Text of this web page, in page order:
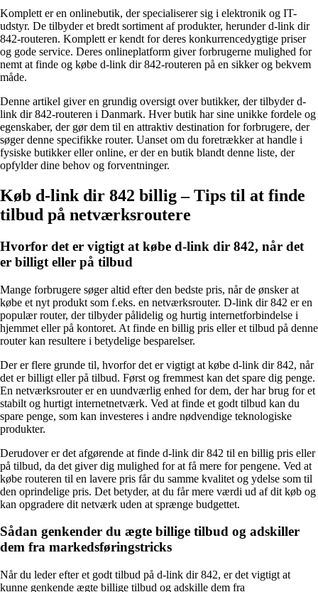
Komplett er en onlinebutik, der specialiserer sig i elektronik og IT-
udstyr. De tilbyder et bredt sortiment af produkter, herunder d-link dir
842-routeren. Komplett er kendt for deres konkurrencedygtige priser
og gode service. Deres onlineplatform giver forbrugerne mulighed for
nemt at finde og købe d-link dir 842-routeren på en sikker og bekvem
måde.
Denne artikel giver en grundig oversigt over butikker, der tilbyder d-
link dir 842-routeren i Danmark. Hver butik har sine unikke fordele og
egenskaber, der gør dem til en attraktiv destination for forbrugere, der
søger denne specifikke router. Uanset om du foretrækker at handle i
fysiske butikker eller online, er der en butik blandt denne liste, der
opfylder dine behov og forventninger.
Køb d-link dir 842 billig – Tips til at finde
tilbud på netværksroutere
Hvorfor det er vigtigt at købe d-link dir 842, når det
er billigt eller på tilbud
Mange forbrugere søger altid efter den bedste pris, når de ønsker at
købe et nyt produkt som f.eks. en netværksrouter. D-link dir 842 er en
populær router, der tilbyder pålidelig og hurtig internetforbindelse i
hjemmet eller på kontoret. At finde en billig pris eller et tilbud på denne
router kan resultere i betydelige besparelser.
Der er flere grunde til, hvorfor det er vigtigt at købe d-link dir 842, når
det er billigt eller på tilbud. Først og fremmest kan det spare dig penge.
En netværksrouter er en uundværlig enhed for dem, der har brug for et
stabilt og hurtigt internetnetværk. Ved at finde et godt tilbud kan du
spare penge, som kan investeres i andre nødvendige teknologiske
produkter.
Derudover er det afgørende at finde d-link dir 842 til en billig pris eller
på tilbud, da det giver dig mulighed for at få mere for pengene. Ved at
købe routeren til en lavere pris får du samme kvalitet og ydelse som til
den oprindelige pris. Det betyder, at du får mere værdi ud af dit køb og
kan opgradere dit netværk uden at sprænge budgettet.
Sådan genkender du ægte billige tilbud og adskiller
dem fra markedsføringstricks
Når du leder efter et godt tilbud på d-link dir 842, er det vigtigt at
kunne genkende ægte billige tilbud og adskille dem fra